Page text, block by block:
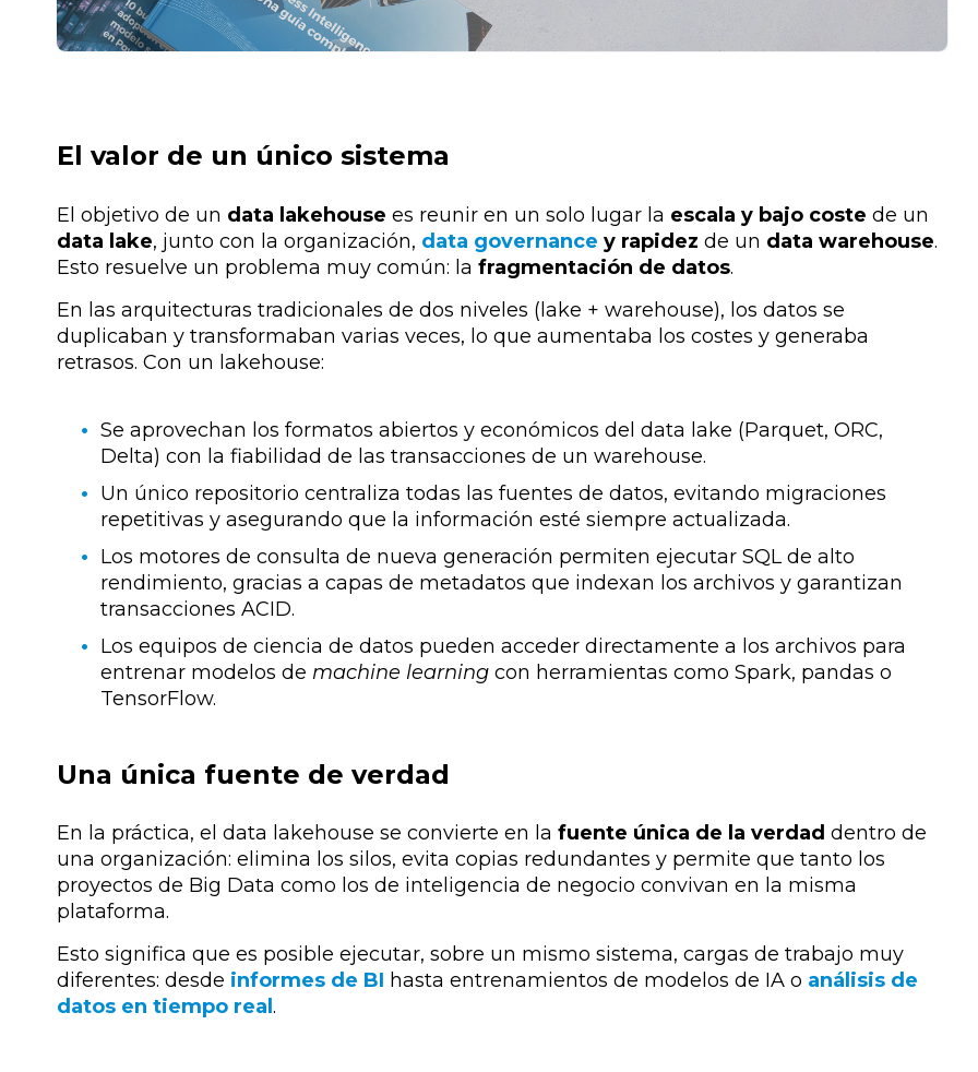
El valor de un único sistema
El objetivo de un data lakehouse es reunir en un solo lugar la escala y bajo coste de un
data lake, junto con la organización, data governance y rapidez de un data warehouse.
Esto resuelve un problema muy común: la fragmentación de datos.
En las arquitecturas tradicionales de dos niveles (lake + warehouse), los datos se
duplicaban y transformaban varias veces, lo que aumentaba los costes y generaba
retrasos. Con un lakehouse:
Se aprovechan los formatos abiertos y económicos del data lake (Parquet, ORC,
Delta) con la fiabilidad de las transacciones de un warehouse.
Un único repositorio centraliza todas las fuentes de datos, evitando migraciones
repetitivas y asegurando que la información esté siempre actualizada.
Los motores de consulta de nueva generación permiten ejecutar SQL de alto
rendimiento, gracias a capas de metadatos que indexan los archivos y garantizan
transacciones ACID.
Los equipos de ciencia de datos pueden acceder directamente a los archivos para
entrenar modelos de machine learning con herramientas como Spark, pandas o
TensorFlow.
Una única fuente de verdad
En la práctica, el data lakehouse se convierte en la fuente única de la verdad dentro de
una organización: elimina los silos, evita copias redundantes y permite que tanto los
proyectos de Big Data como los de inteligencia de negocio convivan en la misma
plataforma.
Esto significa que es posible ejecutar, sobre un mismo sistema, cargas de trabajo muy
diferentes: desde informes de BI hasta entrenamientos de modelos de IA o análisis de
datos en tiempo real .